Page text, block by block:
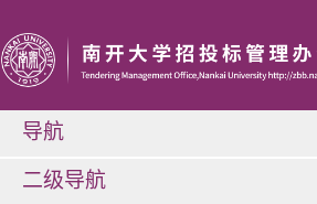
导航
二级导航